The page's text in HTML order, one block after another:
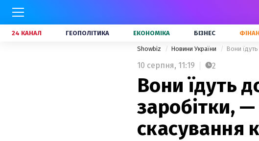
24 КАНАЛ ГЕОПОЛІТИКА ЕКОНОМІКА БІЗНЕС
Showbiz Новини України Вони
10 серпня, 11:19 2
Вони їдуть
заробітки,
скасування